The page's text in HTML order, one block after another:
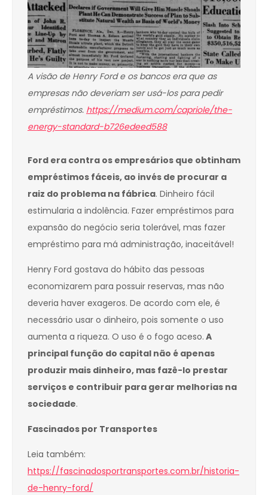
A visão de Henry Ford e os bancos era que as
empresas não deveriam ser usá-los para pedir
empréstimos. https://medium.com/capriole/the-
energy-standard-b726edeed588
Ford era contra os empresários que obtinham
empréstimos fáceis, ao invés de procurar a
raiz do problema na fábrica. Dinheiro fácil
estimularia a indolência. Fazer empréstimos para
expansão do negócio seria tolerável, mas fazer
empréstimo para má administração, inaceitável!
Henry Ford gostava do hábito das pessoas
economizarem para possuir reservas, mas não
deveria haver exageros. De acordo com ele, é
necessário usar o dinheiro, pois somente o uso
aumenta a riqueza. O uso é o fogo aceso. A
principal função do capital não é apenas
produzir mais dinheiro, mas fazê-lo prestar
serviços e contribuir para gerar melhorias na
sociedade.
Fascinados por Transportes
Leia também:
https://fascinadosportransportes.com.br/historia-
de-henry-ford/